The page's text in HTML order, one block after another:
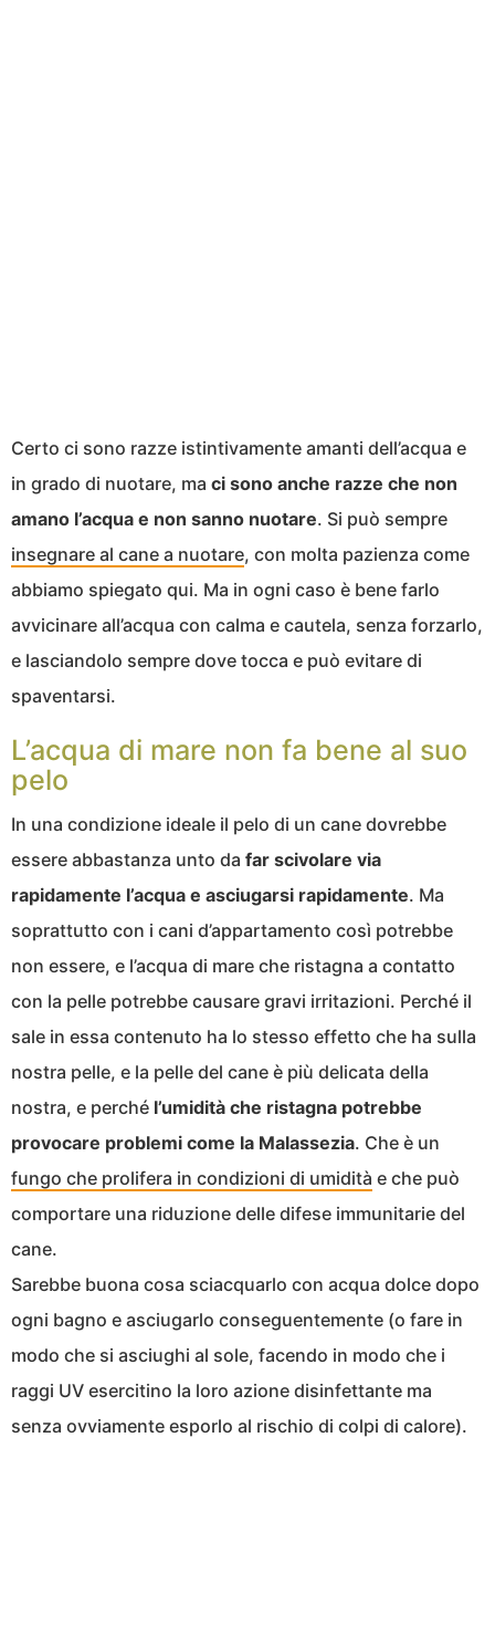
Certo ci sono razze istintivamente amanti dell’acqua e
in grado di nuotare, ma ci sono anche razze che non
amano l’acqua e non sanno nuotare. Si può sempre
insegnare al cane a nuotare, con molta pazienza come
abbiamo spiegato qui. Ma in ogni caso è bene farlo
avvicinare all’acqua con calma e cautela, senza forzarlo,
e lasciandolo sempre dove tocca e può evitare di
spaventarsi.
L’acqua di mare non fa bene al suo
pelo
In una condizione ideale il pelo di un cane dovrebbe
essere abbastanza unto da far scivolare via
rapidamente l’acqua e asciugarsi rapidamente. Ma
soprattutto con i cani d’appartamento così potrebbe
non essere, e l’acqua di mare che ristagna a contatto
con la pelle potrebbe causare gravi irritazioni. Perché il
sale in essa contenuto ha lo stesso effetto che ha sulla
nostra pelle, e la pelle del cane è più delicata della
nostra, e perché l’umidità che ristagna potrebbe
provocare problemi come la Malassezia. Che è un
fungo che prolifera in condizioni di umidità e che può
comportare una riduzione delle difese immunitarie del
cane.
Sarebbe buona cosa sciacquarlo con acqua dolce dopo
ogni bagno e asciugarlo conseguentemente (o fare in
modo che si asciughi al sole, facendo in modo che i
raggi UV esercitino la loro azione disinfettante ma
senza ovviamente esporlo al rischio di colpi di calore).